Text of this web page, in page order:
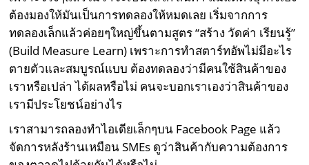
ต้องมองให้มันเป็นการทดลองให้หมดเลย เริ่มจากการ
ทดลองเล็กแล้วค่อยๆใหญ่ขึ้นตามสูตร “สร้าง วัดค่า เรียนรู้”
(Build Measure Learn) เพราะการทำสตาร์ทอัพไม่มีอะไร
ตายตัวและสมบูรณ์แบบ ต้องทดลองว่ามีคนใช้สินค้าของ
เราหรือเปล่า ได้ผลหรือไม่ คนจะบอกเราเองว่าสินค้าของ
เรามีประโยชน์อย่างไร
เราสามารถลองทำไอเดียเล็กๆบน Facebook Page แล้ว
จัดการหลังร้านเหมือน SMEs ดูว่าสินค้ากับความต้องการ